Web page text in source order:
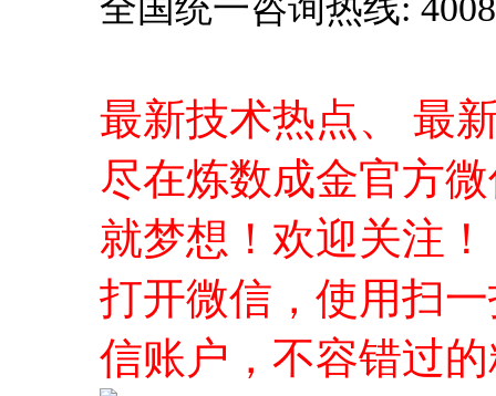
就梦想！欢迎关注！
信账户，不容错过
授课老师